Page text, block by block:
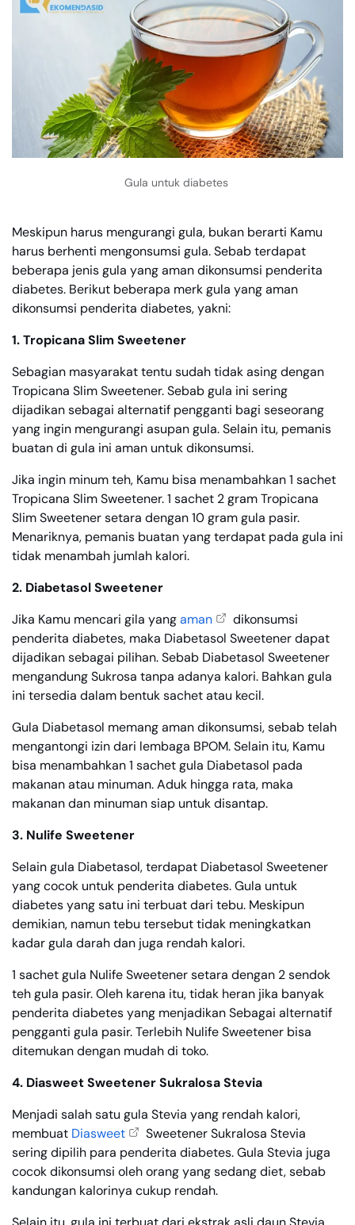
Gula untuk diabetes
Meskipun harus mengurangi gula, bukan berarti Kamu
harus berhenti mengonsumsi gula. Sebab terdapat
beberapa jenis gula yang aman dikonsumsi penderita
diabetes. Berikut beberapa merk gula yang aman
dikonsumsi penderita diabetes, yakni:
1. Tropicana Slim Sweetener
Sebagian masyarakat tentu sudah tidak asing dengan
Tropicana Slim Sweetener. Sebab gula ini sering
dijadikan sebagai alternatif pengganti bagi seseorang
yang ingin mengurangi asupan gula. Selain itu, pemanis
buatan di gula ini aman untuk dikonsumsi.
Jika ingin minum teh, Kamu bisa menambahkan 1 sachet
Tropicana Slim Sweetener. 1 sachet 2 gram Tropicana
Slim Sweetener setara dengan 10 gram gula pasir.
Menariknya, pemanis buatan yang terdapat pada gula ini
tidak menambah jumlah kalori.
2. Diabetasol Sweetener
Jika Kamu mencari gila yangaman
dikonsumsi
penderita diabetes, maka Diabetasol Sweetener dapat
dijadikan sebagai pilihan. Sebab Diabetasol Sweetener
mengandung Sukrosa tanpa adanya kalori. Bahkan gula
ini tersedia dalam bentuk sachet atau kecil.
Gula Diabetasol memang aman dikonsumsi, sebab telah
mengantongi izin dari lembaga BPOM. Selain itu, Kamu
bisa menambahkan 1 sachet gula Diabetasol pada
makanan atau minuman. Aduk hingga rata, maka
makanan dan minuman siap untuk disantap.
3. Nulife Sweetener
Selain gula Diabetasol, terdapat Diabetasol Sweetener
yang cocok untuk penderita diabetes. Gula untuk
diabetes yang satu ini terbuat dari tebu. Meskipun
demikian, namun tebu tersebut tidak meningkatkan
kadar gula darah dan juga rendah kalori.
1 sachet gula Nulife Sweetener setara dengan 2 sendok
teh gula pasir. Oleh karena itu, tidak heran jika banyak
penderita diabetes yang menjadikan Sebagai alternatif
pengganti gula pasir. Terlebih Nulife Sweetener bisa
ditemukan dengan mudah di toko.
4. Diasweet Sweetener Sukralosa Stevia
Menjadi salah satu gula Stevia yang rendah kalori,
membuat Diasweet
Sweetener Sukralosa Stevia
sering dipilih para penderita diabetes. Gula Stevia juga
cocok dikonsumsi oleh orang yang sedang diet, sebab
kandungan kalorinya cukup rendah.